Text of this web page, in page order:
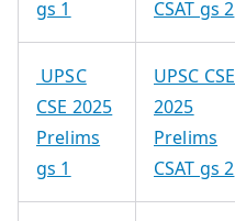
gs 1
CSAT gs 2
UPSC
CSE 2025
Prelims
gs 1
UPSC CSE
2025
Prelims
CSAT gs 2